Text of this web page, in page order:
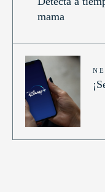
mama